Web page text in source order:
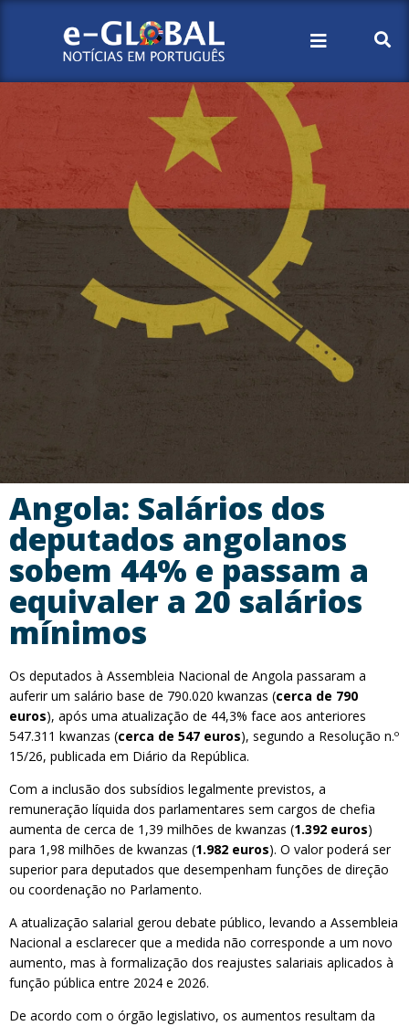
Angola: Salários dos
deputados angolanos
sobem 44% e passam a
equivaler a 20 salários
mínimos
Os deputados à Assembleia Nacional de Angola passaram a
auferir um salário base de 790.020 kwanzas (cerca de 790
euros), após uma atualização de 44,3% face aos anteriores
547.311 kwanzas (cerca de 547 euros), segundo a Resolução n.º
15/26, publicada em Diário da República.
Com a inclusão dos subsídios legalmente previstos, a
remuneração líquida dos parlamentares sem cargos de chefia
aumenta de cerca de 1,39 milhões de kwanzas (1.392 euros)
para 1,98 milhões de kwanzas (1.982 euros). O valor poderá ser
superior para deputados que desempenham funções de direção
ou coordenação no Parlamento.
A atualização salarial gerou debate público, levando a Assembleia
Nacional a esclarecer que a medida não corresponde a um novo
aumento, mas à formalização dos reajustes salariais aplicados à
função pública entre 2024 e 2026.
De acordo com o órgão legislativo, os aumentos resultam da